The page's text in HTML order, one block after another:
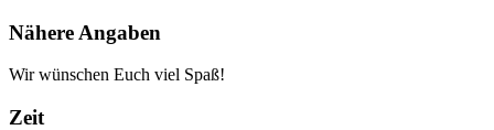
Nähere Angaben
Wir wünschen Euch viel Spaß!
Zeit